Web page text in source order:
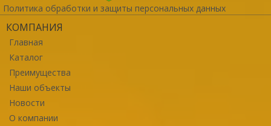
Политика обработки и защиты персональных данных
КОМПАНИЯ
Главная
Каталог
Преимущества
Наши объекты
Новости
О компании